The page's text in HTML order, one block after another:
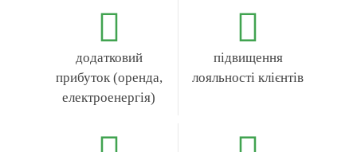
додатковий
прибуток (оренда,
електроенергія)
підвищення
лояльності клієнтів